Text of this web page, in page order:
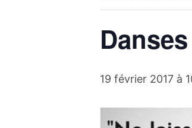
19 février 2017 à